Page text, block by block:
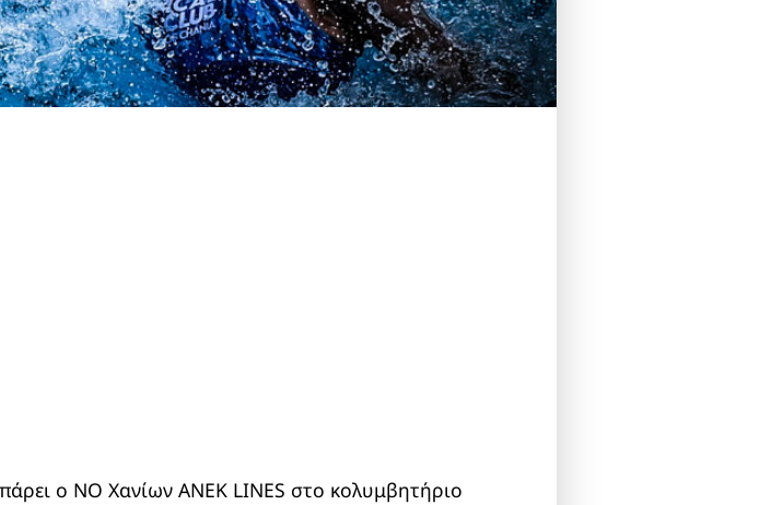
ο ΝΟ Χανίων ANEK LINES στο κολυμβητήριο